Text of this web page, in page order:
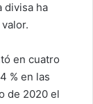
divisa ha
en cuatro
% en las
de 2020 el